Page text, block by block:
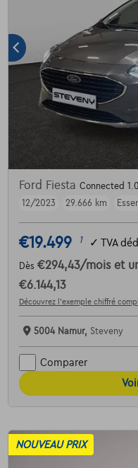
Ford Fiesta Connected
12/2023
29.666 km
€19.499 1 ✓ TVA
Dès €294,43/mois et
€6.144,13
Découvrez l’exemple chiffré
5004 Namur, Steveny
Comparer
NOUVEAU PRIX